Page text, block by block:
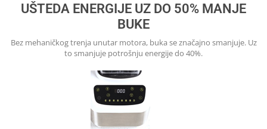
UŠTEDA ENERGIJE UZ DO 50% MANJE
BUKE
Bez mehaničkog trenja unutar motora, buka se značajno smanjuje. Uz
to smanjuje potrošnju energije do 40%.